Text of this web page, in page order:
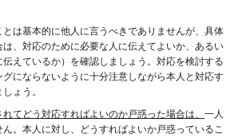
は基本的に他人に言うべきでありませんが、具体
、対応のために必要な人に伝えてよいか、あるい
えているか）を確認しましょう。対応を検討する
にならないように十分注意しながら本人と対応す
ょう。
てどう対応すればよいのか戸惑った場合は、 一人
。本人に対し、どうすればよいか戸惑っているこ